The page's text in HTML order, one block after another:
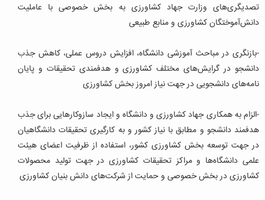
تصدیگری‌های وزارت جهاد کشاورزی به بخش خصوصی با عاملیت
دانش‌آموختگان کشاورزی و منابع طبیعی
-بازنگری در مباحث آموزشی دانشگاه، افزایش دروس عملی، کاهش جذب
دانشجو در گرایش‌های مختلف کشاورزی و هدفمندی تحقیقات و پایان
نامه‌های دانشجویی در جهت نیاز امروز بخش کشاورزی
-الزام به همکاری جهاد کشاورزی و دانشگاه و ایجاد سازوکارهایی برای جذب
هدفمند دانشجو و مطابق با نیاز کشور و به کارگیری تحقیقات دانشگاهیان
در جهت توسعه بخش کشاورزی کشور، استفاده از ظرفیت اعضای هیئت
علمی دانشگاه‌ها و مراکز تحقیقات کشاورزی در جهت تولید محصولات
کشاورزی در بخش خصوصی و حمایت از شرکت‌های دانش بنیان کشاورزی